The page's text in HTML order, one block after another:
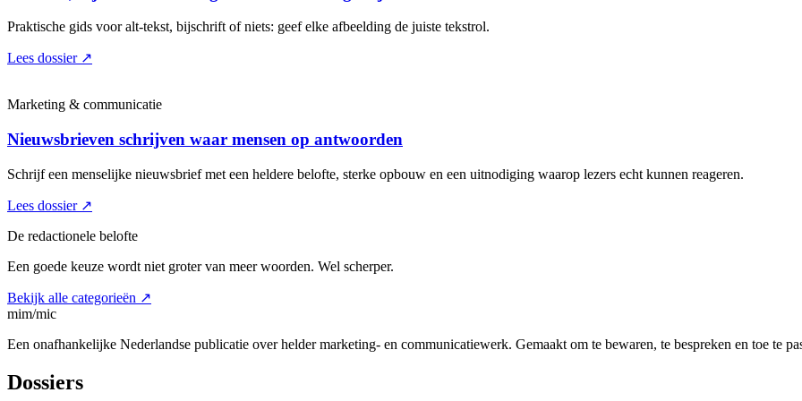
Praktische gids voor alt-tekst, bijschrift of niets: geef elke afbeelding de juiste tekstrol.
Lees dossier ↗
Marketing & communicatie
Nieuwsbrieven schrijven waar mensen op antwoorden
Schrijf een menselijke nieuwsbrief met een heldere belofte, sterke opbouw en een uitnodiging waarop lezers echt kunnen reageren.
Lees dossier ↗
De redactionele belofte
Een goede keuze wordt niet groter van meer woorden. Wel scherper.
Bekijk alle categorieën ↗
mim/mic
Een onafhankelijke Nederlandse publicatie over helder marketing- en communicatiewerk. Gemaakt om te bewaren, te bespreken en toe te
Dossiers